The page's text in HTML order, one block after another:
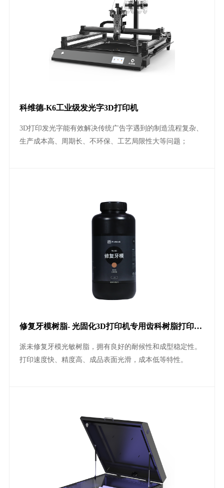
科维德-K6工业级发光字3D打印机
3D打印发光字能有效解决传统广告字遇到的制造流程复杂、
生产成本高、周期长、不环保、工艺局限性大等问题；
修复牙模树脂- 光固化3D打印机专用齿科树脂打印树
派未修复牙模光敏树脂，拥有良好的耐候性和成型稳定性。
打印速度快、精度高、成品表面光滑，成本低等特性。